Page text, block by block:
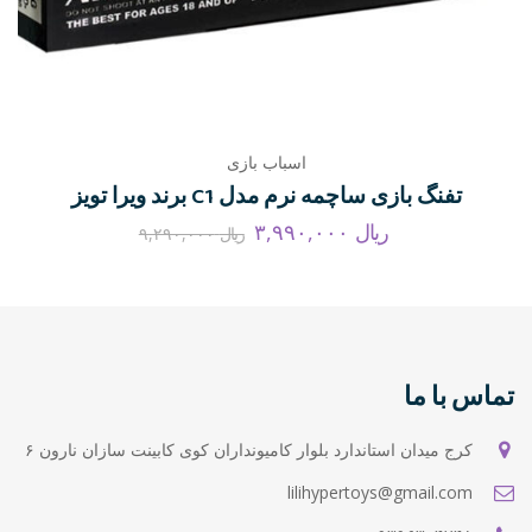
اسباب بازی
تفنگ بازی ساچمه نرم مدل C1 برند ویرا تویز
ریال ریال۹,۲۹۰,۰۰۰
تماس با ما
کرج میدان استاندارد بلوار کامیونداران کوی کابینت سازان نارون ۶
lilihypertoys@gmail.com